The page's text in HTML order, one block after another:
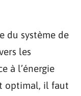
du système de
les
à l’énergie
optimal, il faut